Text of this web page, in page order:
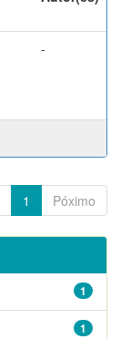
-
1 Póximo
1
1